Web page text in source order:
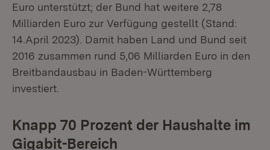
Euro unterstützt; der Bund hat weitere 2,78
Milliarden Euro zur Verfügung gestellt (Stand:
14.April 2023). Damit haben Land und Bund seit
2016 zusammen rund 5,06 Milliarden Euro in den
Breitbandausbau in Baden-Württemberg
investiert.
Knapp 70 Prozent der Haushalte im
Gigabit-Bereich